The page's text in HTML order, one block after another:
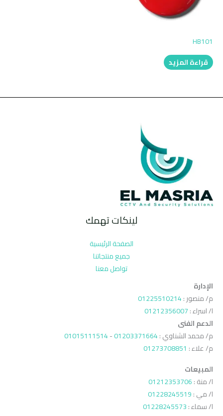
HB101
قراءة المزيد
لينكات تهمك
الصفحة الرئيسية
جميع منتجاتنا
تواصل معنا
الإدارة
م/ منصور :01225510214
ا/ اسراء :01212356007
الدعم الفنى
م/ محمد الشناوي :01203371664
-
01015111514
م/ علاء : 01273708851
المبيعات
ا/ منة :01212353706
ا/ مي :01228245519
ا/ سماء :01228245573